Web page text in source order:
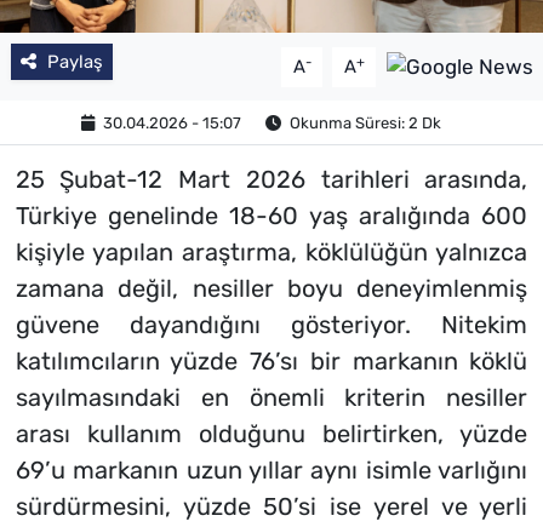
Paylaş A- A+
30.04.2026 - 15:07 Okunma Süresi: 2 Dk
25 Şubat-12 Mart 2026 tarihleri arasında,
Türkiye genelinde 18-60 yaş aralığında 600
kişiyle yapılan araştırma, köklülüğün yalnızca
zamana değil, nesiller boyu deneyimlenmiş
güvene dayandığını gösteriyor. Nitekim
katılımcıların yüzde 76’sı bir markanın köklü
sayılmasındaki en önemli kriterin nesiller
arası kullanım olduğunu belirtirken, yüzde
69’u markanın uzun yıllar aynı isimle varlığını
sürdürmesini, yüzde 50’si ise yerel ve yerli